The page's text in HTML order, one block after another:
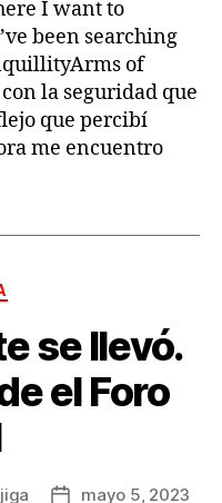
I want to
been searching
of
la seguridad que
que percibí
me encuentro
se llevó.
el Foro
Fechamayo 5, 2023